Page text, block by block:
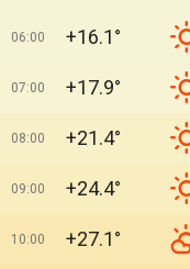
06:00 +16.1°
07:00 +17.9°
08:00 +21.4°
09:00 +24.4°
10:00 +27.1°